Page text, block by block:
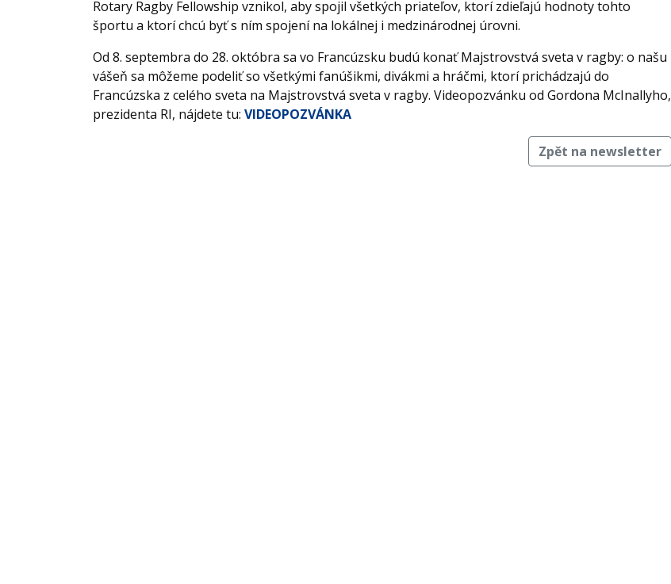
Rotary Ragby Fellowship vznikol, aby spojil všetkých priateľov, ktorí zdieľajú hodnoty tohto
športu a ktorí chcú byť s ním spojení na lokálnej i medzinárodnej úrovni.
Od 8. septembra do 28. októbra sa vo Francúzsku budú konať Majstrovstvá sveta v ragby: o našu
vášeň sa môžeme podeliť so všetkými fanúšikmi, divákmi a hráčmi, ktorí prichádzajú do
Francúzska z celého sveta na Majstrovstvá sveta v ragby. Videopozvánku od Gordona McInallyho,
prezidenta RI, nájdete tu: VIDEOPOZVÁNKA
Zpět na newsletter